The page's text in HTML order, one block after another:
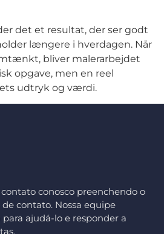
det et resultat, der ser godt
længere i hverdagen. Når
bliver malerarbejdet
opgave, men en reel
udtryk og værdi.
conosco preenchendo o
contato. Nossa equipe
ajudá-lo e responder a